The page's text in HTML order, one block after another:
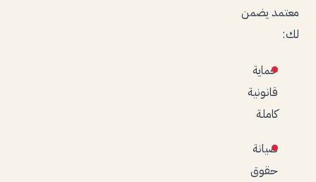
معتمد يضمن
لك:
حماية
قانونية
كاملة
صيانة
حقوق